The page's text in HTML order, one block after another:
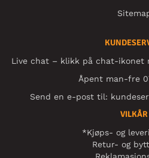
Live chat – klikk på chat-ikonet
Åpent man-fre
Send en e-post til:
VILKÅR
*Kjøps- og
Retur- og